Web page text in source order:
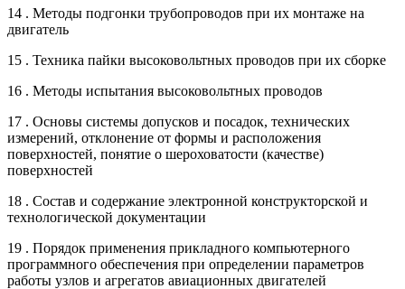
14 . Методы подгонки трубопроводов при их монтаже на
двигатель
15 . Техника пайки высоковольтных проводов при их сборке
16 . Методы испытания высоковольтных проводов
17 . Основы системы допусков и посадок, технических
измерений, отклонение от формы и расположения
поверхностей, понятие о шероховатости (качестве)
поверхностей
18 . Состав и содержание электронной конструкторской и
технологической документации
19 . Порядок применения прикладного компьютерного
программного обеспечения при определении параметров
работы узлов и агрегатов авиационных двигателей